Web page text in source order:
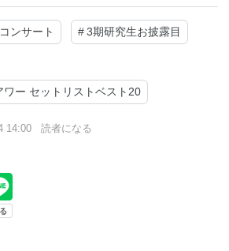
ンサート # 3期研究生お披露目
ワー セットリストベスト20
14:00 読者になる